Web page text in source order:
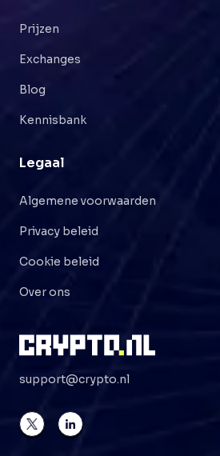
Prijzen
Exchanges
Blog
Kennisbank
Legaal
Algemene voorwaarden
Privacy beleid
Cookie beleid
Over ons
support@crypto.nl